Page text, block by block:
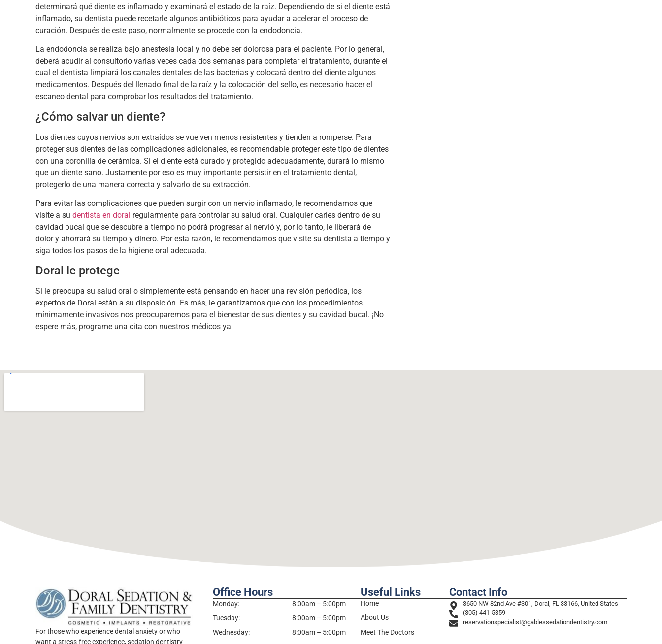
determinará qué diente es inflamado y examinará el estado de la raíz. Dependiendo de si el diente está
inflamado, su dentista puede recetarle algunos antibióticos para ayudar a acelerar el proceso de
curación. Después de este paso, normalmente se procede con la endodoncia.
La endodoncia se realiza bajo anestesia local y no debe ser dolorosa para el paciente. Por lo general,
deberá acudir al consultorio varias veces cada dos semanas para completar el tratamiento, durante el
cual el dentista limpiará los canales dentales de las bacterias y colocará dentro del diente algunos
medicamentos. Después del llenado final de la raíz y la colocación del sello, es necesario hacer el
escaneo dental para comprobar los resultados del tratamiento.
¿Cómo salvar un diente?
Los dientes cuyos nervios son extraídos se vuelven menos resistentes y tienden a romperse. Para
proteger sus dientes de las complicaciones adicionales, es recomendable proteger este tipo de dientes
con una coronilla de cerámica. Si el diente está curado y protegido adecuadamente, durará lo mismo
que un diente sano. Justamente por eso es muy importante persistir en el tratamiento dental,
protegerlo de una manera correcta y salvarlo de su extracción.
Para evitar las complicaciones que pueden surgir con un nervio inflamado, le recomendamos que
visite a su dentista en doral regularmente para controlar su salud oral. Cualquier caries dentro de su
cavidad bucal que se descubre a tiempo no podrá progresar al nervió y, por lo tanto, le liberará de
dolor y ahorrará su tiempo y dinero. Por esta razón, le recomendamos que visite su dentista a tiempo y
siga todos los pasos de la higiene oral adecuada.
Doral le protege
Si le preocupa su salud oral o simplemente está pensando en hacer una revisión periódica, los
expertos de Doral están a su disposición. Es más, le garantizamos que con los procedimientos
mínimamente invasivos nos preocuparemos para el bienestar de sus dientes y su cavidad bucal. ¡No
espere más, programe una cita con nuestros médicos ya!
For those who experience dental anxiety or who
want a stress-free experience, sedation dentistry
Office Hours
Monday:
8:00am – 5:00pm
Tuesday:
8:00am – 5:00pm
Wednesday:
8:00am – 5:00pm
Useful Links
Home
About Us
Meet The Doctors
Contact Info
3650 NW 82nd Ave #301, Doral, FL 33166, United States
(305) 441-5359
reservationspecialist@gablessedationdentistry.com